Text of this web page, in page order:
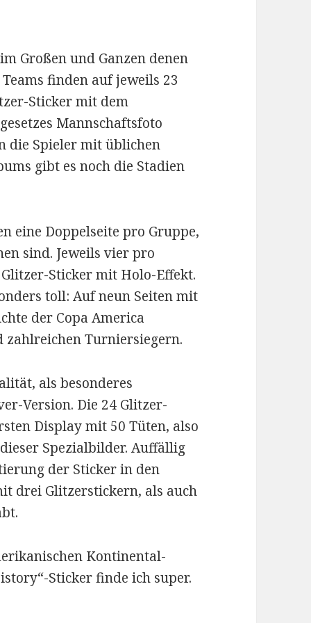
Großen und Ganzen denen
finden auf jeweils 23
Sticker mit dem
Mannschaftsfoto
die Spieler mit üblichen
gibt es noch die Stadien
eine Doppelseite pro Gruppe,
sind. Jeweils vier pro
Sticker mit Holo-Effekt.
toll: Auf neun Seiten mit
der Copa America
zahlreichen Turniersiegern.
als besonderes
Version. Die 24 Glitzer-
Display mit 50 Tüten, also
Spezialbilder. Auffällig
der Sticker in den
drei Glitzerstickern, als auch
Kontinental-
Sticker finde ich super.